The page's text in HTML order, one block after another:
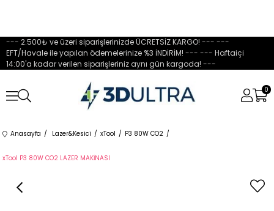
--- 2.500₺ ve üzeri siparişlerinizde ÜCRETSİZ KARGO! --- ---
EFT/Havale ile yapılan ödemelerinize %3 İNDİRİM! --- --- Haftaiçi
14:00'a kadar verilen siparişleriniz aynı gün kargoda! ---
0
Anasayfa Lazer&Kesici xTool P3 80W CO2
xTool P3 80W CO2 LAZER MAKİNASI